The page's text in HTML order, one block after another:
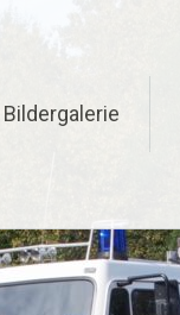
Bildergalerie